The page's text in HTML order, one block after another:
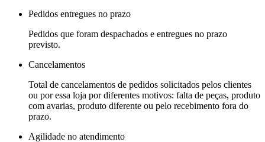
Pedidos entregues no prazo
Pedidos que foram despachados e entregues no prazo
previsto.
Cancelamentos
Total de cancelamentos de pedidos solicitados pelos clientes
ou por essa loja por diferentes motivos: falta de peças, produto
com avarias, produto diferente ou pelo recebimento fora do
prazo.
Agilidade no atendimento